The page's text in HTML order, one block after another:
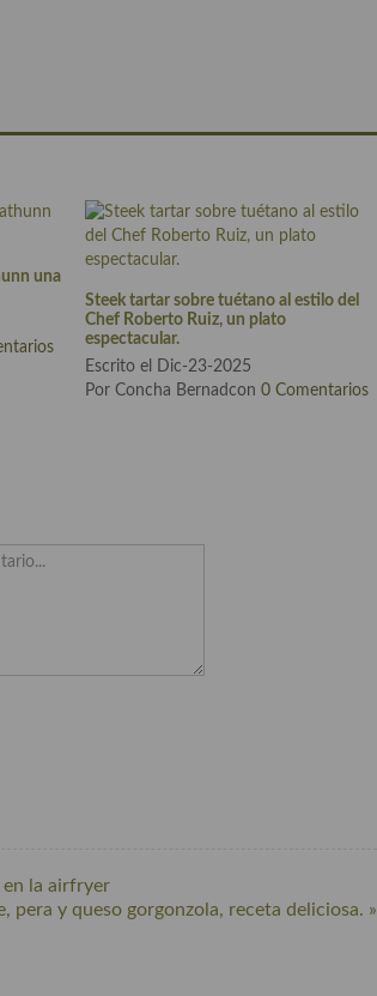
una
Steek tartar sobre tuétano al estilo del
Chef Roberto Ruiz, un plato
espectacular.
Escrito el Dic-23-2025
Por Concha Bernadcon0 Comentarios
en la airfryer
pera y queso gorgonzola, receta deliciosa. »